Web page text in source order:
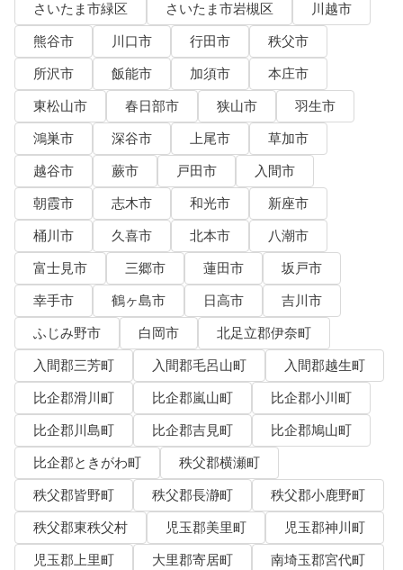
さいたま市緑区
さいたま市岩槻区
川越市
熊谷市
川口市 行田市
秩父市
所沢市
飯能市 加須市
本庄市
東松山市
春日部市 狭山市
羽生市
鴻巣市
深谷市 上尾市
草加市
越谷市
蕨市 戸田市
入間市
朝霞市
志木市 和光市
新座市
桶川市
久喜市 北本市
八潮市
富士見市
三郷市 蓮田市
坂戸市
幸手市
鶴ヶ島市 日高市
吉川市
ふじみ野市
白岡市
北足立郡伊奈町
入間郡三芳町
入間郡毛呂山町
入間郡越生町
比企郡滑川町
比企郡嵐山町
比企郡小川町
比企郡川島町
比企郡吉見町
比企郡鳩山町
比企郡ときがわ町
秩父郡横瀬町
秩父郡皆野町
秩父郡長瀞町
秩父郡小鹿野町
秩父郡東秩父村
児玉郡美里町
児玉郡神川町
児玉郡上里町
大里郡寄居町
南埼玉郡宮代町